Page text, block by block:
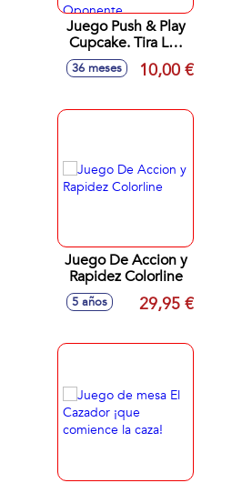
Juego Push & Play
Cupcake. Tira Los
Dados Y Ve
Atrapando Los
Te Marque Y Que
36 meses 10,00 €
Juego De Accion y
Rapidez Colorline
5 años 29,95 €